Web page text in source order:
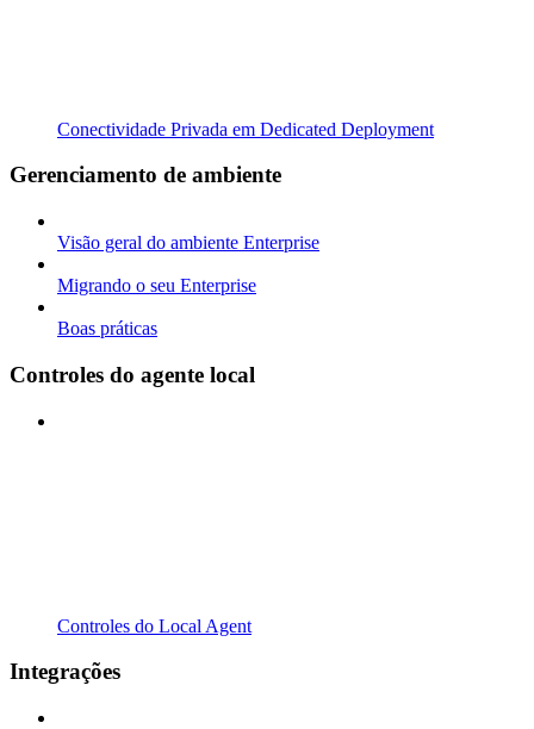
Conectividade Privada em Dedicated Deployment
Gerenciamento de ambiente
Visão geral do ambiente Enterprise
Migrando o seu Enterprise
Boas práticas
Controles do agente local
Controles do Local Agent
Integrações